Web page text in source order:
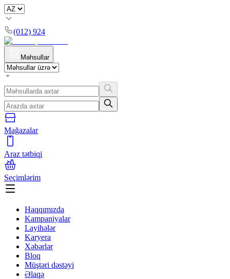
(012) 924
Məhsullar
Mağazalar
Araz tətbiqi
Seçimlərim
Haqqımızda
Kampaniyalar
Layihələr
Karyera
Xəbərlər
Bloq
Müştəri dəstəyi
Əlaqə